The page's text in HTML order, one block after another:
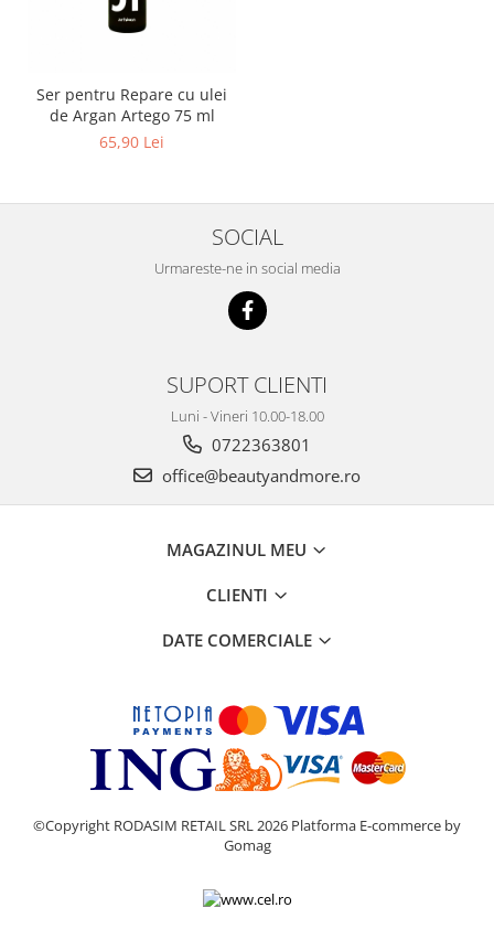
Ser pentru Repare cu ulei
de Argan Artego 75 ml
65,90 Lei
SOCIAL
Urmareste-ne in social media
SUPORT CLIENTI
Luni - Vineri 10.00-18.00
0722363801
office@beautyandmore.ro
MAGAZINUL MEU
CLIENTI
DATE COMERCIALE
©Copyright RODASIM RETAIL SRL 2026 Platforma E-commerce by
Gomag